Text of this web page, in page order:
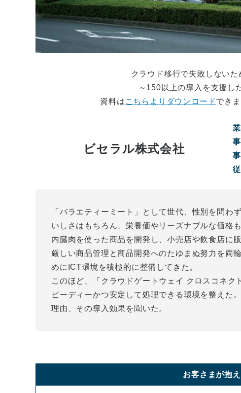
クラウド移行で失敗しない
～150以上の導入を支援し
資料は こちらよりダウンロードでき
ビセラル株式会社
「バラエティーミート」として世代、性別を問わ
いしさはもちろん、栄養価やリーズナブルな価格
内臓肉を使った商品を開発し、小売店や飲食店に
厳しい商品管理と商品開発へのたゆまぬ努力を両
めにICT環境を積極的に整備してきた。
このほど、「クラウドゲートウェイ クロスコネク
ピーディーかつ安定して処理できる環境を整えた
理由、その導入効果を聞いた。
お客さまが抱